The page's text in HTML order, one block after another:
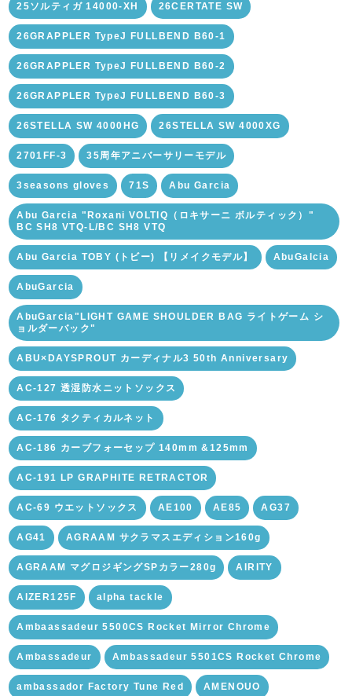
25ソルティガ 14000-XH 26CERTATE SW
26GRAPPLER TypeJ FULLBEND B60-1
26GRAPPLER TypeJ FULLBEND B60-2
26GRAPPLER TypeJ FULLBEND B60-3
26STELLA SW 4000HG 26STELLA SW 4000XG
2701FF-3 35周年アニバーサリーモデル
3seasons gloves 71S Abu Garcia
Abu Garcia "Roxani VOLTIQ（ロキサーニ ボルティック）"
BC SH8 VTQ-L/BC SH8 VTQ
Abu Garcia TOBY (トビー) 【リメイクモデル】 AbuGalcia
AbuGarcia
AbuGarcia"LIGHT GAME SHOULDER BAG ライトゲーム シ
ョルダーバック"
ABU×DAYSPROUT カーディナル3 50th Anniversary
AC-127 透湿防水ニットソックス
AC-176 タクティカルネット
AC-186 カーブフォーセップ 140mm &125mm
AC-191 LP GRAPHITE RETRACTOR
AC-69 ウエットソックス AE100 AE85 AG37
AG41 AGRAAM サクラマスエディション160g
AGRAAM マグロジギングSPカラー280g AIRITY
AIZER125F alpha tackle
Ambaassadeur 5500CS Rocket Mirror Chrome
Ambassadeur Ambassadeur 5501CS Rocket Chrome
ambassador Factory Tune Red AMENOUO